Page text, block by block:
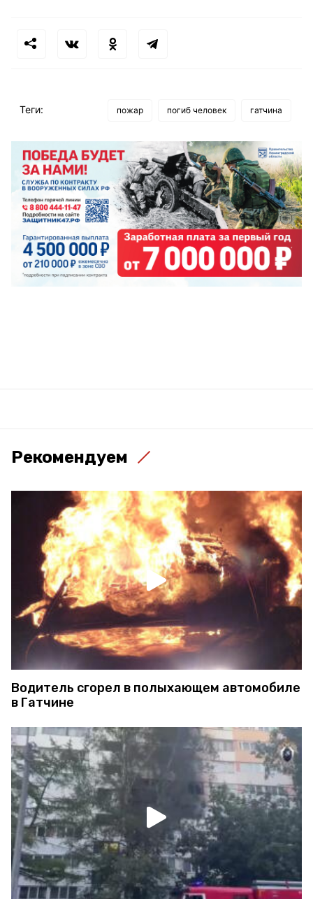
Теги: пожар погиб человек гатчина
Рекомендуем
Водитель сгорел в полыхающем автомобиле
в Гатчине